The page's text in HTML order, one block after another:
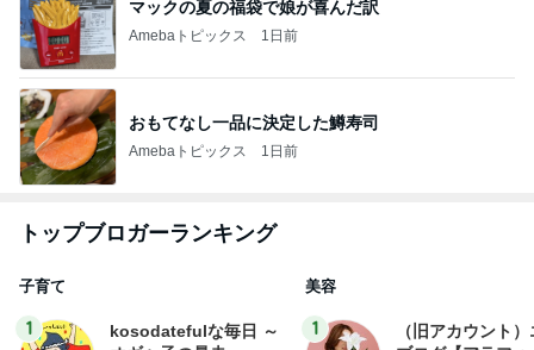
マックの夏の福袋で娘が喜んだ訳
Amebaトピックス 1日前
おもてなし一品に決定した鱒寿司
Amebaトピックス 1日前
トップブロガーランキング
子育て
1
kosodatefulな毎日 ～
美容
1
（旧アカウント